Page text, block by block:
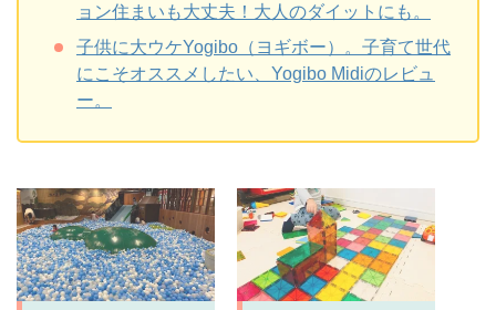
ョン住まいも大丈夫！大人のダイットにも。
子供に大ウケYogibo（ヨギボー）。子育て世代
にこそオススメしたい、Yogibo Midiのレビュ
ー。